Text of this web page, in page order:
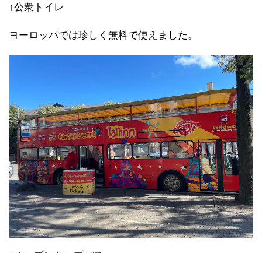
↑公衆トイレ
ヨーロッパでは珍しく無料で使えました。